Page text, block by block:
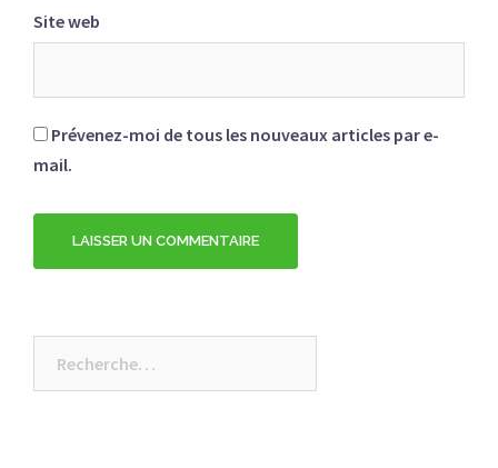
Site web
Prévenez-moi de tous les nouveaux articles par e-
mail.